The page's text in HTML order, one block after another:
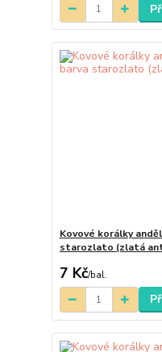
Kovové korálky
starozlato (zlatá
7 Kč/bal.